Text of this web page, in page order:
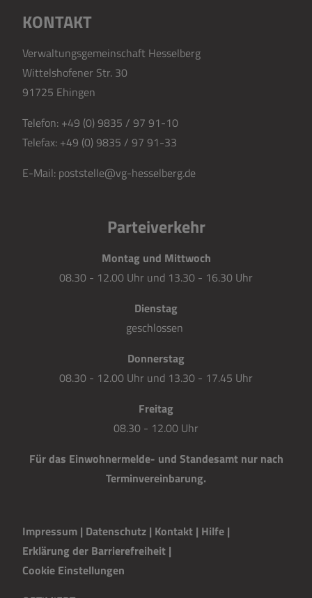
KONTAKT
Verwaltungsgemeinschaft Hesselberg
Wittelshofener Str. 30
91725 Ehingen
Telefon: +49 (0) 9835 / 97 91-10
Telefax: +49 (0) 9835 / 97 91-33
E-Mail: poststelle@vg-hesselberg.de
Parteiverkehr
Montag und Mittwoch
08.30 - 12.00 Uhr und 13.30 - 16.30 Uhr
Dienstag
geschlossen
Donnerstag
08.30 - 12.00 Uhr und 13.30 - 17.45 Uhr
Freitag
08.30 - 12.00 Uhr
Für das Einwohnermelde- und Standesamt nur nach
Terminvereinbarung.
Impressum | Datenschutz | Kontakt | Hilfe |
Erklärung der Barrierefreiheit |
Cookie Einstellungen